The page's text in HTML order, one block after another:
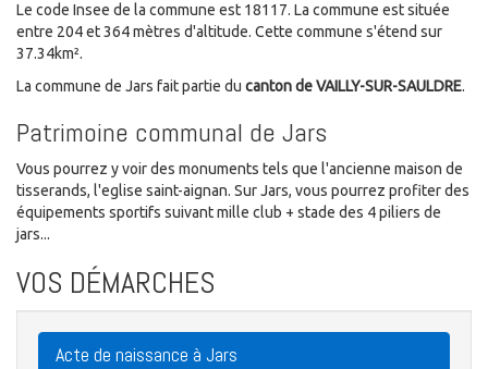
Le code Insee de la commune est 18117. La commune est située
entre 204 et 364 mètres d'altitude. Cette commune s'étend sur
37.34km².
La commune de Jars fait partie du canton de VAILLY-SUR-SAULDRE.
Patrimoine communal de Jars
Vous pourrez y voir des monuments tels que l'ancienne maison de
tisserands, l'eglise saint-aignan. Sur Jars, vous pourrez profiter des
équipements sportifs suivant mille club + stade des 4 piliers de
jars...
VOS DÉMARCHES
Acte de naissance à Jars